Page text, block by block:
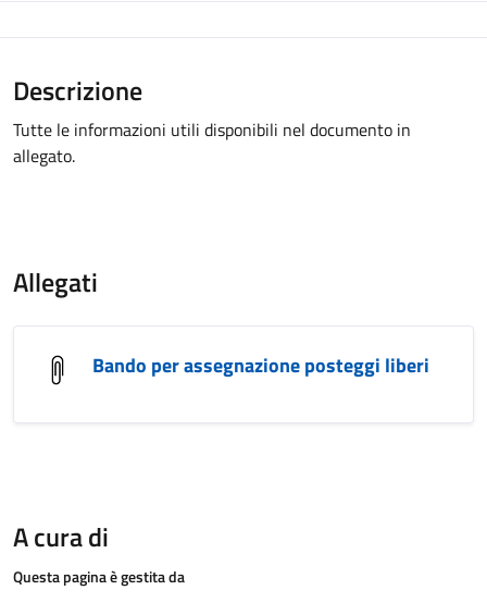
Descrizione
Tutte le informazioni utili disponibili nel documento in
allegato.
Allegati
Bando per assegnazione posteggi liberi
A cura di
Questa pagina è gestita da